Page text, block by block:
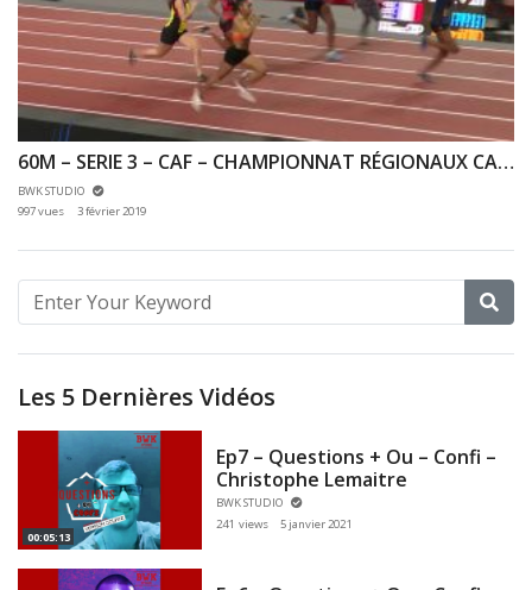
60M – SERIE 3 – CAF – CHAMPIONNAT RÉGIONAUX CA & JU 27/01/2019 – BERCY
BWK STUDIO
997 vues
3 février 2019
Les 5 Dernières Vidéos
00:05:13
Ep7 – Questions + Ou – Confi –
Christophe Lemaitre
BWK STUDIO
241 views
5 janvier 2021